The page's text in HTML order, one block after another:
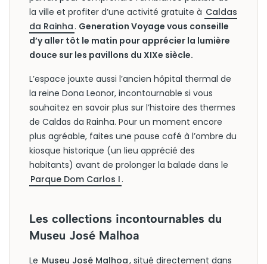
la ville et profiter d’une activité gratuite à Caldas
da Rainha . Generation Voyage vous conseille
d’y aller tôt le matin pour apprécier la lumière
douce sur les pavillons du XIXe siècle.
L’espace jouxte aussi l’ancien hôpital thermal de
la reine Dona Leonor, incontournable si vous
souhaitez en savoir plus sur l’histoire des thermes
de Caldas da Rainha. Pour un moment encore
plus agréable, faites une pause café à l’ombre du
kiosque historique (un lieu apprécié des
habitants) avant de prolonger la balade dans le
Parque Dom Carlos I .
Les collections incontournables du
Museu José Malhoa
Le Museu José Malhoa, situé directement dans